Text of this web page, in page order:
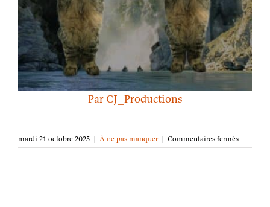
Par CJ_Productions
mardi 21 octobre 2025 | À ne pas manquer | Commentaires ferméssur
Utilisez